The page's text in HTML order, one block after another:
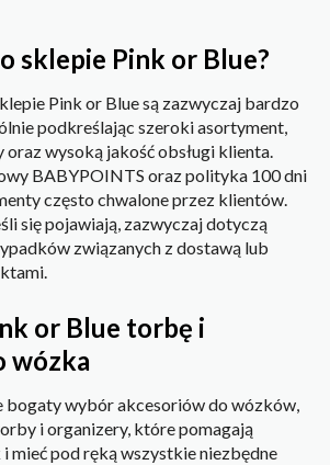
sklepie Pink or Blue?
Pink or Blue są zazwyczaj bardzo
podkreślając szeroki asortyment,
oraz wysoką jakość obsługi klienta.
BABYPOINTS oraz polityka 100 dni
często chwalone przez klientów.
się pojawiają, zazwyczaj dotyczą
związanych z dostawą lub
or Blue torbę i
wózka
bogaty wybór akcesoriów do wózków,
i organizery, które pomagają
mieć pod ręką wszystkie niezbędne